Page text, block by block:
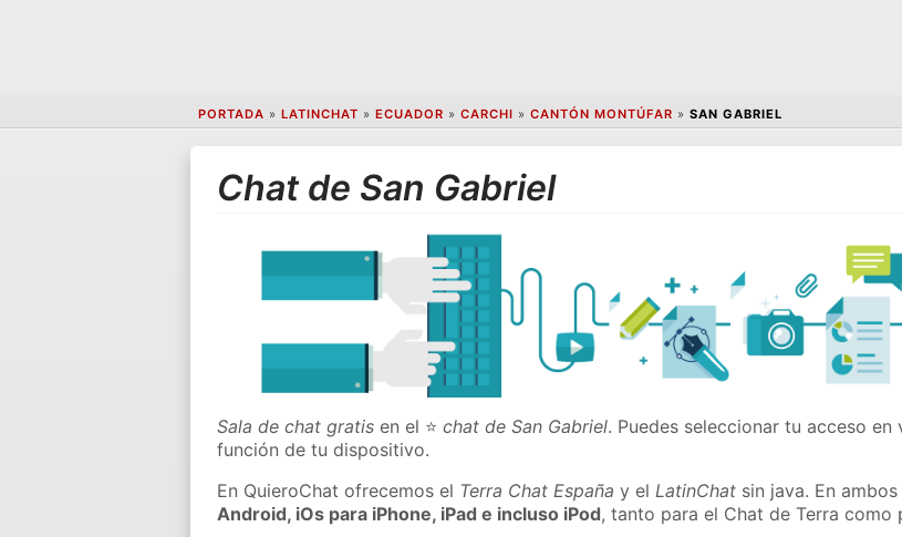
PORTADA » LATINCHAT » ECUADOR » CARCHI » CANTÓN MONTÚFAR » SAN GABRIEL
Chat de San Gabriel
Sala de chat gratis en el ⭐chat de San Gabriel. Puedes seleccionar tu acceso en
función de tu dispositivo.
En QuieroChat ofrecemos el Terra Chat España y elLatinChat sin java. En
Android, iOs para iPhone, iPad e incluso iPod, tanto para el Chat de Terra como